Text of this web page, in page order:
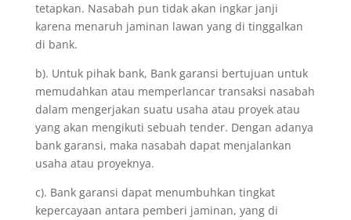
tetapkan. Nasabah pun tidak akan ingkar janji
karena menaruh jaminan lawan yang di tinggalkan
di bank.
b). Untuk pihak bank, Bank garansi bertujuan untuk
memudahkan atau memperlancar transaksi nasabah
dalam mengerjakan suatu usaha atau proyek atau
yang akan mengikuti sebuah tender. Dengan adanya
bank garansi, maka nasabah dapat menjalankan
usaha atau proyeknya.
c). Bank garansi dapat menumbuhkan tingkat
kepercayaan antara pemberi jaminan, yang di